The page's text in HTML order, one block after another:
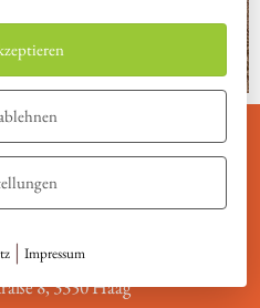
magie.at
470 97 97
8, 3350 Haag
| Impressum